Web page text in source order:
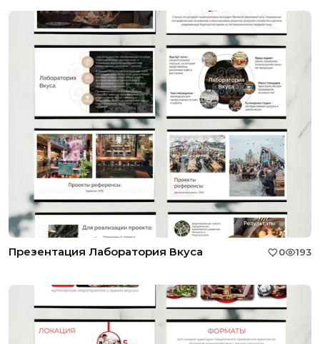
Презентация Лаборатория Вкуса 0 193